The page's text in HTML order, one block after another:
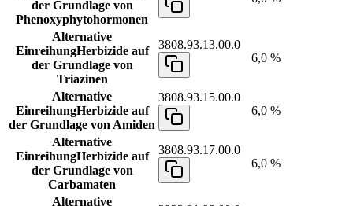
der Grundlage von
Phenoxyphytohormonen
Alternative
EinreihungHerbizide auf
der Grundlage von
Triazinen
3808.93.13.00.0
6,0 %
Alternative
EinreihungHerbizide auf
der Grundlage von Amiden
3808.93.15.00.0
6,0 %
Alternative
EinreihungHerbizide auf
der Grundlage von
Carbamaten
3808.93.17.00.0
6,0 %
Alternative